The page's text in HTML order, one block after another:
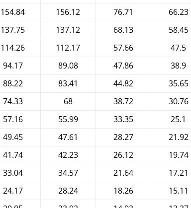
154.84 156.12 76.71 66.23
137.75 137.12 68.13 58.45
114.26 112.17 57.66 47.5
94.17 89.08 47.86 38.9
88.22 83.41 44.82 35.65
74.33 68 38.72 30.76
57.16 55.99 33.35 25.1
49.45 47.61 28.27 21.92
41.74 42.23 26.12 19.74
33.04 34.57 21.64 17.21
24.17 28.24 18.26 15.11